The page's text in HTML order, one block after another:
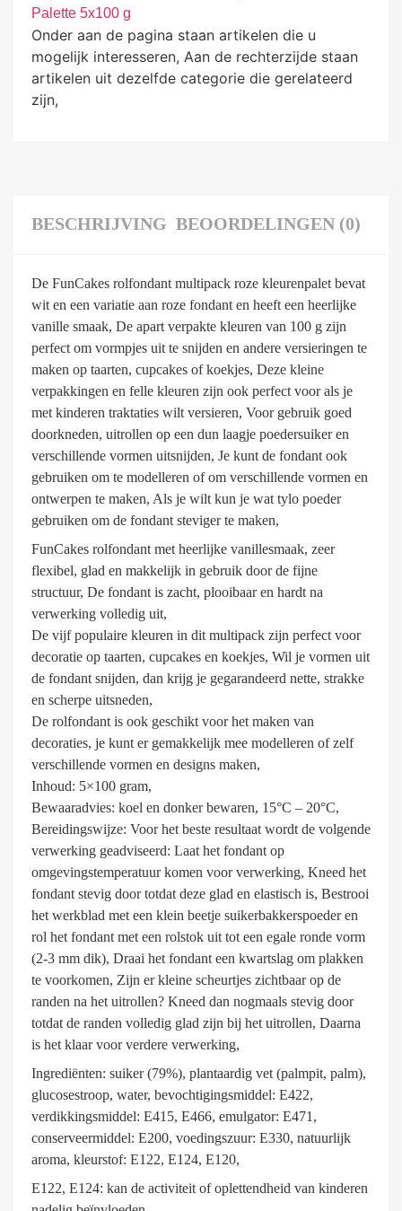
Palette 5x100 g
Onder aan de pagina staan artikelen die u
mogelijk interesseren, Aan de rechterzijde staan
artikelen uit dezelfde categorie die gerelateerd
zijn,
BESCHRIJVING BEOORDELINGEN (0)
De FunCakes rolfondant multipack roze kleurenpalet bevat
wit en een variatie aan roze fondant en heeft een heerlijke
vanille smaak, De apart verpakte kleuren van 100 g zijn
perfect om vormpjes uit te snijden en andere versieringen te
maken op taarten, cupcakes of koekjes, Deze kleine
verpakkingen en felle kleuren zijn ook perfect voor als je
met kinderen traktaties wilt versieren, Voor gebruik goed
doorkneden, uitrollen op een dun laagje poedersuiker en
verschillende vormen uitsnijden, Je kunt de fondant ook
gebruiken om te modelleren of om verschillende vormen en
ontwerpen te maken, Als je wilt kun je wat tylo poeder
gebruiken om de fondant steviger te maken,
FunCakes rolfondant met heerlijke vanillesmaak, zeer
flexibel, glad en makkelijk in gebruik door de fijne
structuur, De fondant is zacht, plooibaar en hardt na
verwerking volledig uit,
De vijf populaire kleuren in dit multipack zijn perfect voor
decoratie op taarten, cupcakes en koekjes, Wil je vormen uit
de fondant snijden, dan krijg je gegarandeerd nette, strakke
en scherpe uitsneden,
De rolfondant is ook geschikt voor het maken van
decoraties, je kunt er gemakkelijk mee modelleren of zelf
verschillende vormen en designs maken,
Inhoud: 5×100 gram,
Bewaaradvies: koel en donker bewaren, 15°C – 20°C,
Bereidingswijze: Voor het beste resultaat wordt de volgende
verwerking geadviseerd: Laat het fondant op
omgevingstemperatuur komen voor verwerking, Kneed het
fondant stevig door totdat deze glad en elastisch is, Bestrooi
het werkblad met een klein beetje suikerbakkerspoeder en
rol het fondant met een rolstok uit tot een egale ronde vorm
(2-3 mm dik), Draai het fondant een kwartslag om plakken
te voorkomen, Zijn er kleine scheurtjes zichtbaar op de
randen na het uitrollen? Kneed dan nogmaals stevig door
totdat de randen volledig glad zijn bij het uitrollen, Daarna
is het klaar voor verdere verwerking,
Ingrediënten: suiker (79%), plantaardig vet (palmpit, palm),
glucosestroop, water, bevochtigingsmiddel: E422,
verdikkingsmiddel: E415, E466, emulgator: E471,
conserveermiddel: E200, voedingszuur: E330, natuurlijk
aroma, kleurstof: E122, E124, E120,
E122, E124: kan de activiteit of oplettendheid van kinderen